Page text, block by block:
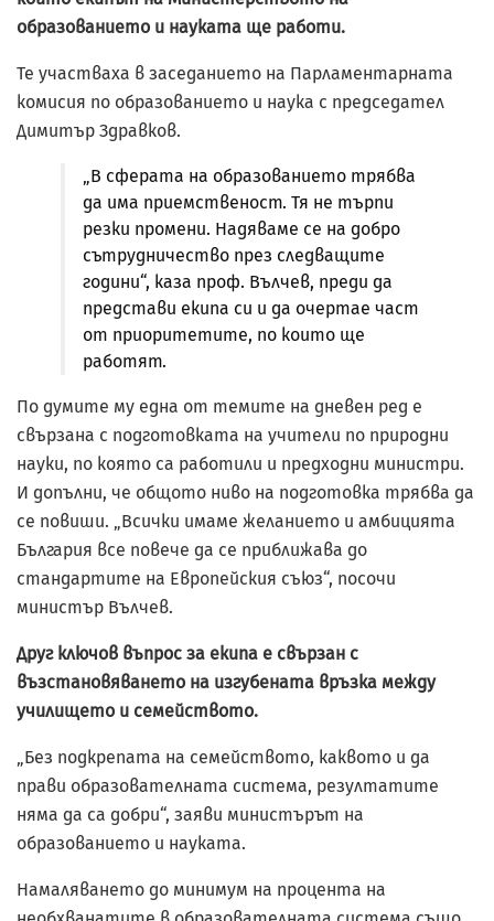
образованието и науката ще работи.
Те участваха в заседанието на Парламентарната
комисия по образованието и наука с председател
Димитър Здравков.
„В сферата на образованието трябва
да има приемственост. Тя не търпи
резки промени. Надяваме се на добро
сътрудничество през следващите
години“, каза проф. Вълчев, преди да
представи екипа си и да очертае част
от приоритетите, по които ще
работят.
По думите му една от темите на дневен ред е
свързана с подготовката на учители по природни
науки, по която са работили и предходни министри.
И допълни, че общото ниво на подготовка трябва да
се повиши. „Всички имаме желанието и амбицията
България все повече да се приближава до
стандартите на Европейския съюз“, посочи
министър Вълчев.
Друг ключов въпрос за екипа е свързан с
възстановяването на изгубената връзка между
училището и семейството.
„Без подкрепата на семейството, каквото и да
прави образователната система, резултатите
няма да са добри“, заяви министърът на
образованието и науката.
Намаляването до минимум на процента на